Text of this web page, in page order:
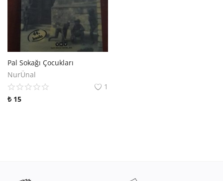
Pal Sokağı Çocukları
NurÜnal
1
₺ 15